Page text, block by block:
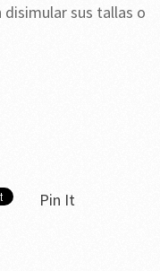
sus tallas o
Pin It